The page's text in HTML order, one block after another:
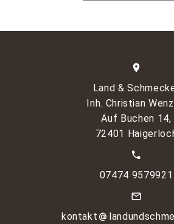
Land &
Inh. Christian
Auf Buchen 14,
72401
07474 9579921
kontakt